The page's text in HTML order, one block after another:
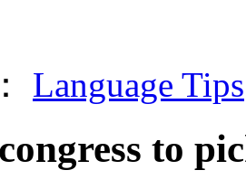
Language Tips
to